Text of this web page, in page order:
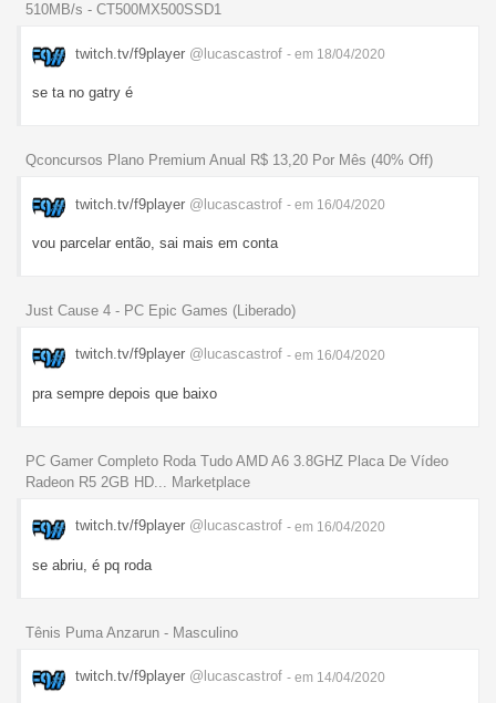
510MB/s - CT500MX500SSD1
twitch.tv/f9player @lucascastrof - em 18/04/2020
se ta no gatry é
Qconcursos Plano Premium Anual R$ 13,20 Por Mês (40% Off)
twitch.tv/f9player @lucascastrof - em 16/04/2020
vou parcelar então, sai mais em conta
Just Cause 4 - PC Epic Games (Liberado)
twitch.tv/f9player @lucascastrof - em 16/04/2020
pra sempre depois que baixo
PC Gamer Completo Roda Tudo AMD A6 3.8GHZ Placa De Vídeo
Radeon R5 2GB HD... Marketplace
twitch.tv/f9player @lucascastrof - em 16/04/2020
se abriu, é pq roda
Tênis Puma Anzarun - Masculino
twitch.tv/f9player @lucascastrof - em 14/04/2020